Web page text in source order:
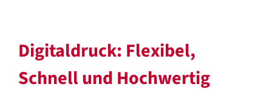
Digitaldruck: Flexibel,
Schnell und Hochwertig